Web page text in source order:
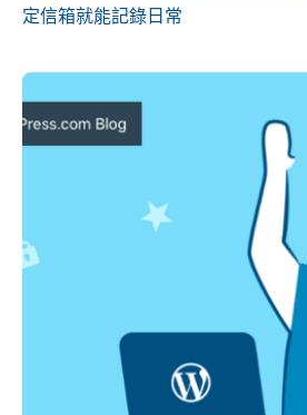
定信箱就能記錄日常